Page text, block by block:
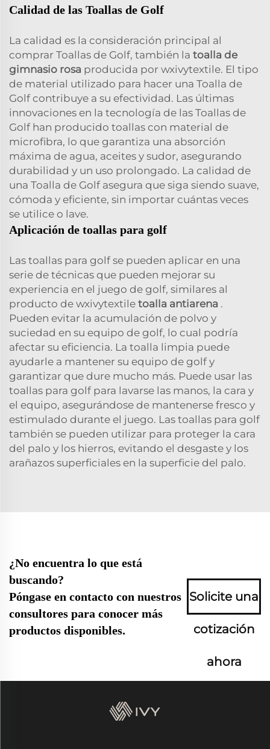
Calidad de las Toallas de Golf
La calidad es la consideración principal al
comprar Toallas de Golf, también la toalla de
gimnasio rosa producida por wxivytextile. El tipo
de material utilizado para hacer una Toalla de
Golf contribuye a su efectividad. Las últimas
innovaciones en la tecnología de las Toallas de
Golf han producido toallas con material de
microfibra, lo que garantiza una absorción
máxima de agua, aceites y sudor, asegurando
durabilidad y un uso prolongado. La calidad de
una Toalla de Golf asegura que siga siendo suave,
cómoda y eficiente, sin importar cuántas veces
se utilice o lave.
Aplicación de toallas para golf
Las toallas para golf se pueden aplicar en una
serie de técnicas que pueden mejorar su
experiencia en el juego de golf, similares al
producto de wxivytextile toalla antiarena .
Pueden evitar la acumulación de polvo y
suciedad en su equipo de golf, lo cual podría
afectar su eficiencia. La toalla limpia puede
ayudarle a mantener su equipo de golf y
garantizar que dure mucho más. Puede usar las
toallas para golf para lavarse las manos, la cara y
el equipo, asegurándose de mantenerse fresco y
estimulado durante el juego. Las toallas para golf
también se pueden utilizar para proteger la cara
del palo y los hierros, evitando el desgaste y los
arañazos superficiales en la superficie del palo.
¿No encuentra lo que está
buscando?
Póngase en contacto con nuestros
consultores para conocer más
productos disponibles.
Solicite una
cotización
ahora